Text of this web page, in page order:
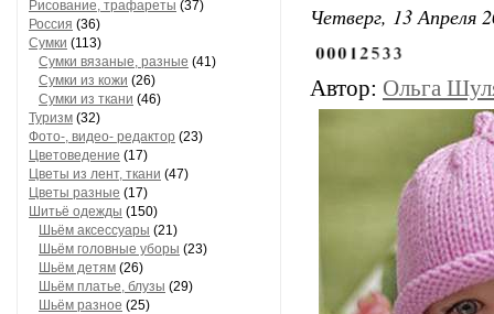
Рисование, трафареты (37)
Россия (36)
Сумки (113)
Сумки вязаные, разные (41)
Сумки из кожи (26)
Сумки из ткани (46)
Туризм (32)
Фото-, видео- редактор (23)
Цветоведение (17)
Цветы из лент, ткани (47)
Цветы разные (17)
Шитьё одежды (150)
Шьём аксессуары (21)
Шьём головные уборы (23)
Шьём детям (26)
Шьём платье, блузы (29)
Шьём разное (25)
Четверг, 13 Апреля
Автор: Ольга